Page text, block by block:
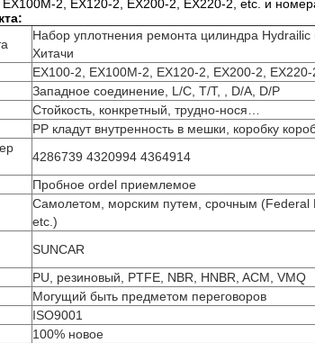
2, EX120-2, EX200-2, EX220-2, etc. и
Набор уплотнения ремонта цилиндра Hydrailic
Хитачи
EX100-2, EX100M-2, EX120-2, EX200-2, EX220-
Западное соединение, L/C, T/T, , D/A, D/P
Стойкость, конкретный, трудно-нося…
PP кладут внутренность в мешки, коробку
4286739 4320994 4364914
Пробное ordel приемлемое
Самолетом, морским путем, срочным (Federal
etc.)
SUNCAR
PU, резиновый, PTFE, NBR, HNBR, ACM, VMQ
Могущий быть предметом переговоров
ISO9001
100% новое